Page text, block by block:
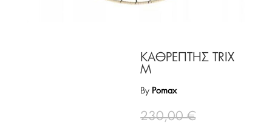
ΚΑΘΡΕΠΤΗΣ TRIX
M
By Pomax
230,00€